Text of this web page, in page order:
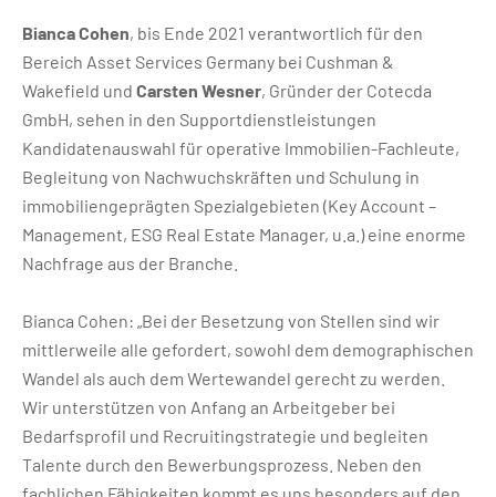
Bianca Cohen, bis Ende 2021 verantwortlich für den
Bereich Asset Services Germany bei Cushman &
Wakefield und Carsten Wesner, Gründer der Cotecda
GmbH, sehen in den Supportdienstleistungen
Kandidatenauswahl für operative Immobilien-Fachleute,
Begleitung von Nachwuchskräften und Schulung in
immobiliengeprägten Spezialgebieten (Key Account –
Management, ESG Real Estate Manager, u.a.) eine enorme
Nachfrage aus der Branche.
Bianca Cohen: „Bei der Besetzung von Stellen sind wir
mittlerweile alle gefordert, sowohl dem demographischen
Wandel als auch dem Wertewandel gerecht zu werden.
Wir unterstützen von Anfang an Arbeitgeber bei
Bedarfsprofil und Recruitingstrategie und begleiten
Talente durch den Bewerbungsprozess. Neben den